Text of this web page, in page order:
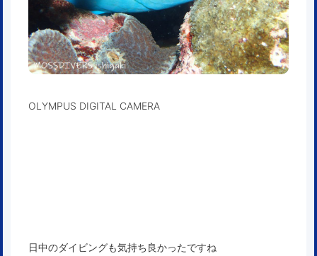
OLYMPUS DIGITAL CAMERA
日中のダイビングも気持ち良かったですね